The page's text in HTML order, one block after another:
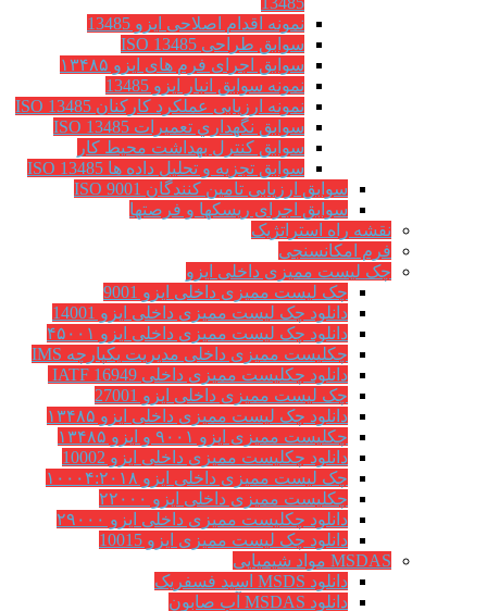
نمونه اقدام اصلاحی ایزو 13485
سوابق طراحی ISO 13485
سوابق اجرای فرم های ایزو ۱۳۴۸۵
نمونه سوابق انبار ایزو 13485
نمونه ارزیابی عملکرد کارکنان ISO 13485
سوابق نگهداري تعميرات ISO 13485
سوابق کنترل بهداشت محیط کار
سوابق تجزیه و تحلیل داده ها ISO 13485
سوابق ارزیابی تامین کنندگان ISO 9001
سوابق اجرای ریسکها و فرصتها
نقشه راه استراتژیک
فرم امکانسنجی
چک لیست ممیزی داخلی ایزو
چک لیست ممیزی داخلی ایزو 9001
دانلود چک لیست ممیزی داخلی ایزو 14001
دانلود چک لیست ممیزی داخلی ایزو ۴۵۰۰۱
چکلیست ممیزی داخلی مدیریت یکپارچه IMS
دانلود چکلیست ممیزی داخلی IATF 16949
چک لیست ممیزی داخلی ایزو 27001
دانلود چک لیست ممیزی داخلی ایزو ۱۳۴۸۵
چکلیست ممیزی ایزو ۹۰۰۱ و ایزو ۱۳۴۸۵
دانلود چکلیست ممیزی داخلی ایزو 10002
چک لیست ممیزی داخلی ایزو ۱۰۰۰۴:۲۰۱۸
چکلیست ممیزی داخلی ایزو ۲۲۰۰۰
دانلود چکلیست ممیزی داخلی ایزو ۲۹۰۰۰
دانلود چک لیست ممیزی ایزو 10015
MSDAS مواد شیمیایی
دانلود MSDS اسید فسفریک
دانلود MSDAS آب صابون